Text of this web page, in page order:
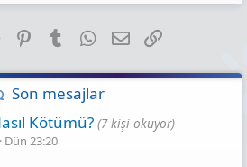
Reddit PinterestTumblr WhatsApp
E-posta
Son mesajlar
Kötümü? (7 kişi okuyor)
Dün 23:20